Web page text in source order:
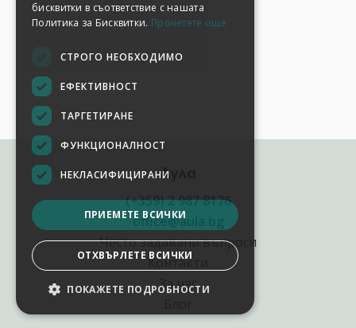
Аула
(+359) 2 987 8176
office@aula.bg
Често задавани въпроси
Контакти
За нас
бисквитки в съответствие с нашата
Политика за Бисквитки. Прочетете още
СТРОГО НЕОБХОДИМО
ЕФЕКТИВНОСТ
ТАРГЕТИРАНЕ
ФУНКЦИОНАЛНОСТ
НЕКЛАСИФИЦИРАНИ
ПРИЕМЕТЕ ВСИЧКИ
ОТХВЪРЛЕТЕ ВСИЧКИ
ПОКАЖЕТЕ ПОДРОБНОСТИ